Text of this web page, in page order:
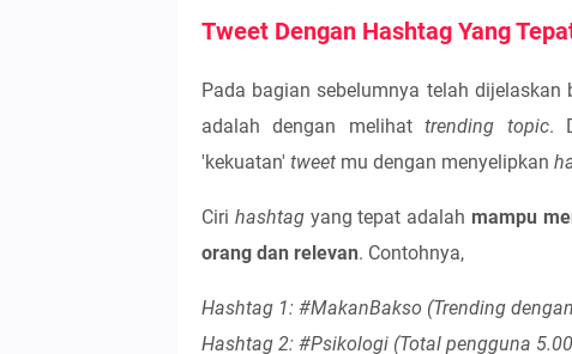
Tweet Dengan Hashtag Yang
Pada bagian sebelumnya telah
adalah dengan melihattrending topic.
'kekuatan' tweet mu dengan menyelipkan
Ciri hashtagyang tepat adalah mampu
orang dan relevan. Contohnya,
Hashtag 1: #MakanBakso (Trending
Hashtag 2: #Psikologi (Total pengguna